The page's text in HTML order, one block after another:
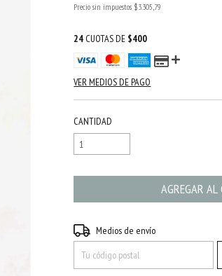
Precio sin impuestos $3.305,79
24 CUOTAS DE $400
VER MEDIOS DE PAGO
CANTIDAD
Entregas para el CP:
Medios de envío